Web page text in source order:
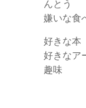
んとう
嫌いな
好きな本
好きなア
趣味 カ